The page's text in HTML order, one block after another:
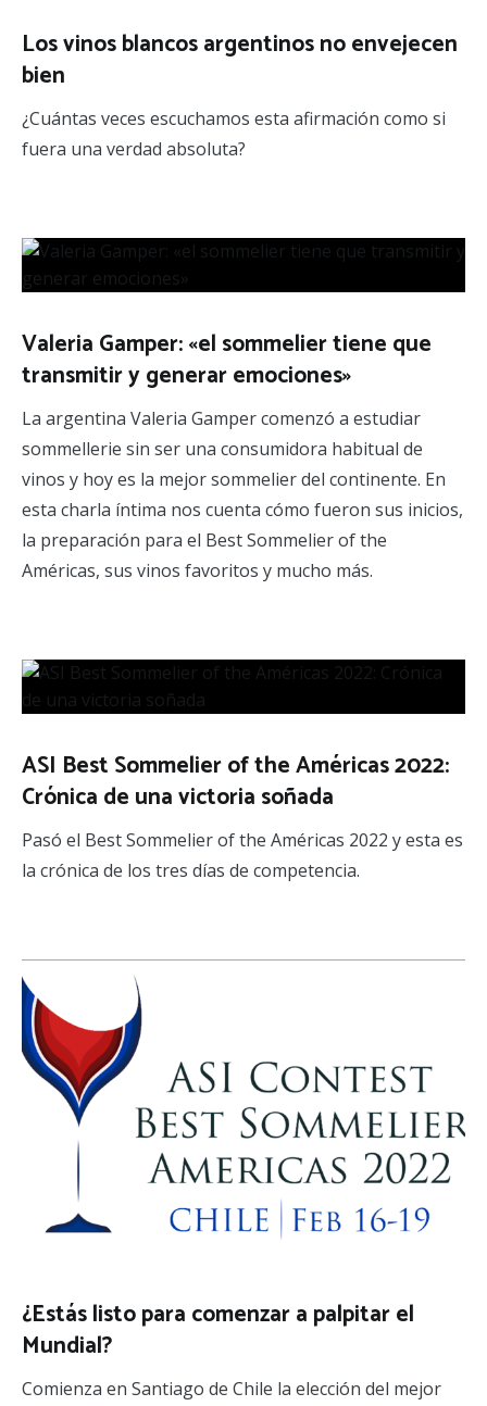
Los vinos blancos argentinos no envejecen
bien
¿Cuántas veces escuchamos esta afirmación como si
fuera una verdad absoluta?
Valeria Gamper: «el sommelier tiene que
transmitir y generar emociones»
La argentina Valeria Gamper comenzó a estudiar
sommellerie sin ser una consumidora habitual de
vinos y hoy es la mejor sommelier del continente. En
esta charla íntima nos cuenta cómo fueron sus inicios,
la preparación para el Best Sommelier of the
Américas, sus vinos favoritos y mucho más.
ASI Best Sommelier of the Américas 2022:
Crónica de una victoria soñada
Pasó el Best Sommelier of the Américas 2022 y esta es
la crónica de los tres días de competencia.
¿Estás listo para comenzar a palpitar el
Mundial?
Comienza en Santiago de Chile la elección del mejor